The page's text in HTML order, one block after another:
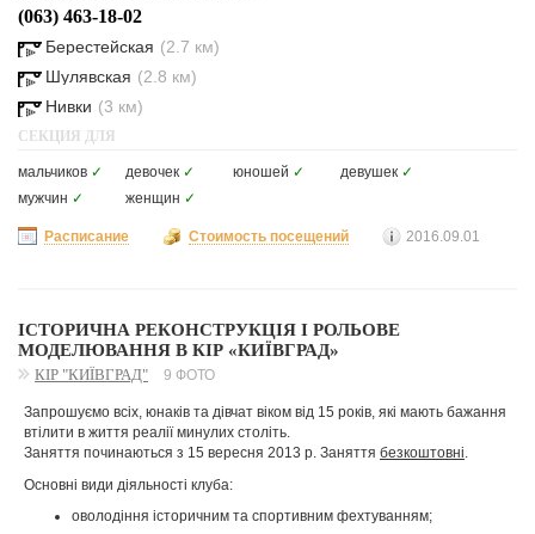
(063) 463-18-02
Берестейская (2.7 км)
Шулявская (2.8 км)
Нивки (3 км)
СЕКЦИЯ ДЛЯ
мальчиков ✓ девочек ✓ юношей ✓ девушек ✓
мужчин ✓ женщин ✓
Расписание Стоимость посещений 2016.09.01
ІСТОРИЧНА РЕКОНСТРУКЦІЯ І РОЛЬОВЕ
МОДЕЛЮВАННЯ В КІР «КИЇВГРАД»
КІР "КИЇВГРАД" 9 ФОТО
Запрошуємо всіх, юнаків та дівчат віком від 15 років, які мають бажання
втілити в життя реалії минулих століть.
Заняття починаються з 15 вересня 2013 р. Заняття безкоштовні.
Основні види діяльності клуба:
оволодіння історичним та спортивним фехтуванням;